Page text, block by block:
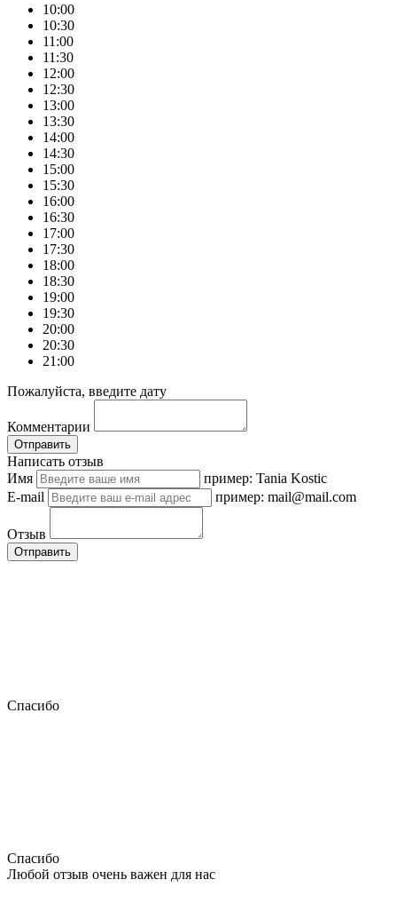
10:00
10:30
11:00
11:30
12:00
12:30
13:00
13:30
14:00
14:30
15:00
15:30
16:00
16:30
17:00
17:30
18:00
18:30
19:00
19:30
20:00
20:30
21:00
Пожалуйста, введите дату
Комментарии
Отправить
Написать отзыв
Имя
пример: Tania Kostic
E-mail
пример: mail@mail.com
Отзыв
Отправить
Спасибо
Спасибо
Любой отзыв очень важен для нас